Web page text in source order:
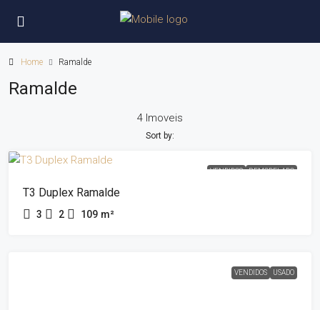
Home Ramalde
Ramalde
4 Imoveis
Sort by:
VENDIDOS REMODELADO
T3 Duplex Ramalde
3 2 109 m²
VENDIDOS USADO